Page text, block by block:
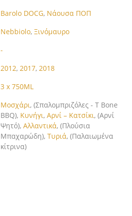
Barolo DOCG, Νάουσα ΠΟΠ
Nebbiolo, Ξινόμαυρο
-
2012, 2017, 2018
3 x 750ML
Μοσχάρι, (Σπαλομπριζόλες - T Bone
BBQ), Κυνήγι, Αρνί – Κατσίκι, (Αρνί
Ψητό), Αλλαντικά, (Πλούσια
Μπαχαρώδη), Τυριά, (Παλαιωμένα
κίτρινα)